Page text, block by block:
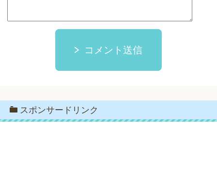
コメント送信
スポンサードリンク